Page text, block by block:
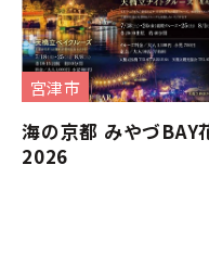
宮津市
海の京都 みやづBAY
2026